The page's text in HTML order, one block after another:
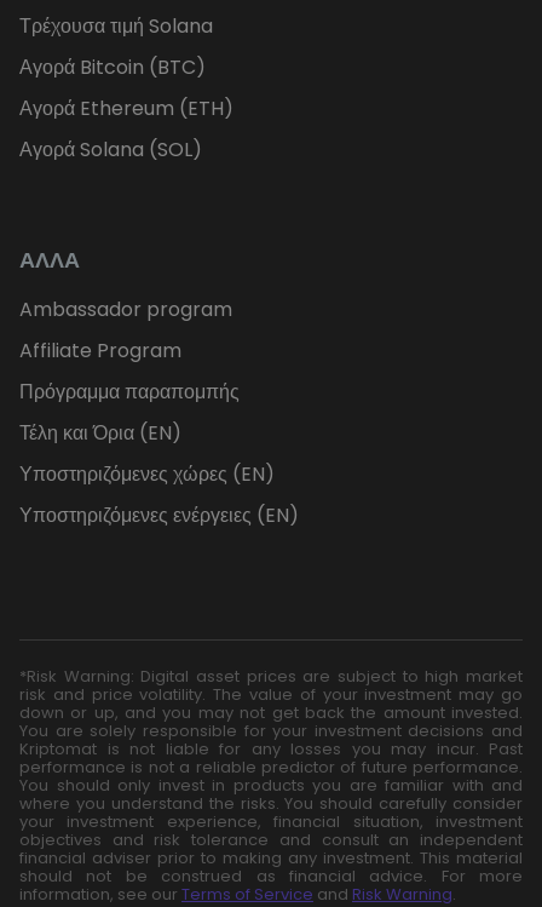
Τρέχουσα τιμή Solana
Αγορά Bitcoin (BTC)
Αγορά Ethereum (ETH)
Αγορά Solana (SOL)
ΑΛΛΑ
Ambassador program
Affiliate Program
Πρόγραμμα παραπομπής
Τέλη και Όρια (EN)
Υποστηριζόμενες χώρες (EN)
Υποστηριζόμενες ενέργειες (EN)
*Risk Warning: Digital asset prices are subject to high market
risk and price volatility. The value of your investment may go
down or up, and you may not get back the amount invested.
You are solely responsible for your investment decisions and
Kriptomat is not liable for any losses you may incur. Past
performance is not a reliable predictor of future performance.
You should only invest in products you are familiar with and
where you understand the risks. You should carefully consider
your investment experience, financial situation, investment
objectives and risk tolerance and consult an independent
financial adviser prior to making any investment. This material
should not be construed as financial advice. For more
information, see our Terms of Service and Risk Warning.